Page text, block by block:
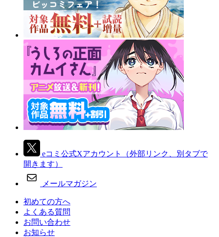
eコミ公式Xアカウント
（外部リンク、別タブで
開きます）
メールマガジン
初めての方へ
よくある質問
お問い合わせ
お知らせ